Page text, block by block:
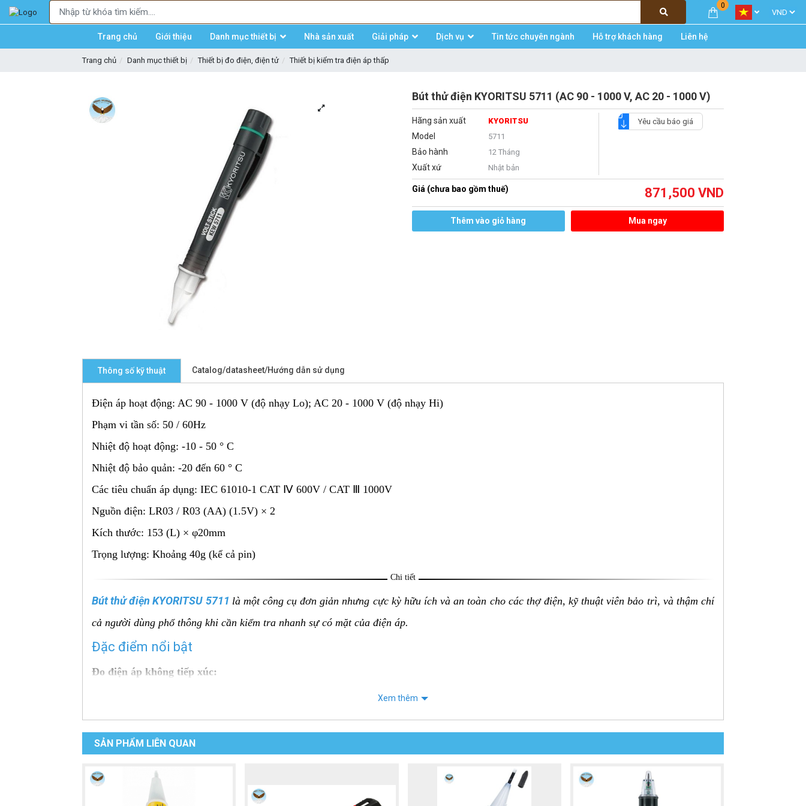
0
Trang chủ Giới thiệu Danh mục thiết bị Nhà sản xuất Giải pháp Dịch vụ Tin tức chuyên ngành Hỗ trợ khách hàng Liên hệ
Trang chủ Danh mục thiết bị Thiết bị đo điện, điện tử Thiết bị kiểm tra điện áp thấp
Bút thử điện KYORITSU 5711 (AC 90 - 1000 V, AC 20 - 1000 V)
Hãng sản xuất KYORITSU
Model 5711
Bảo hành 12 Tháng
Xuất xứ Nhật bản
Yêu cầu báo giá
Giá (chưa bao gồm thuế) 871,500 VND
Thêm vào giỏ hàng Mua ngay
Thông số kỹ thuật Catalog/datasheet/Hướng dẫn sử dụng
Điện áp hoạt động: AC 90 - 1000 V (độ nhạy Lo); AC 20 - 1000 V (độ nhạy Hi)
Phạm vi tần số: 50 / 60Hz
Nhiệt độ hoạt động: -10 - 50 ° C
Nhiệt độ bảo quản: -20 đến 60 ° C
Các tiêu chuẩn áp dụng: IEC 61010-1 CAT Ⅳ 600V / CAT Ⅲ 1000V
Nguồn điện: LR03 / R03 (AA) (1.5V) × 2
Kích thước: 153 (L) × φ20mm
Trọng lượng: Khoảng 40g (kể cả pin)
Chi tiết
Bút thử điện KYORITSU 5711 là một công cụ đơn giản nhưng cực kỳ hữu ích và an toàn cho các thợ điện, kỹ thuật viên bảo trì, và thậm chí
cả người dùng phổ thông khi cần kiểm tra nhanh sự có mặt của điện áp.
Đặc điểm nổi bật
Đo điện áp không tiếp xúc:
Đây là tính năng cốt lõi. Người dùng chỉ cần đưa đầu bút thử điện lại gần dây dẫn hoặc thiết bị có điện áp. Nếu phát hiện điện áp, bút sẽ
Tính năng này giúp giảm thiểu rủi ro điện giật, vì không cần phải tiếp xúc trực tiếp với các bộ phận mang điện.
Hai dải phát hiện điện áp:
Dải điện áp thấp: AC 20 - 1000 V (Chế độ màu xanh).
Dải điện áp cao: AC 90 - 1000 V (Chế độ màu đỏ).
Xem thêm
SẢN PHẨM LIÊN QUAN